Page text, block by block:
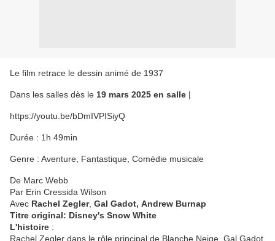
Le film retrace le dessin animé de 1937
Dans les salles dès le 19 mars 2025 en salle |
https://youtu.be/bDmIVPISiyQ
Durée : 1h 49min
Genre : Aventure, Fantastique, Comédie musicale
De Marc Webb
Par Erin Cressida Wilson
Avec Rachel Zegler, Gal Gadot, Andrew Burnap
Titre original: Disney's Snow White
L'histoire :
Rachel Zegler dans le rôle principal de Blanche Neige. Gal Gadot